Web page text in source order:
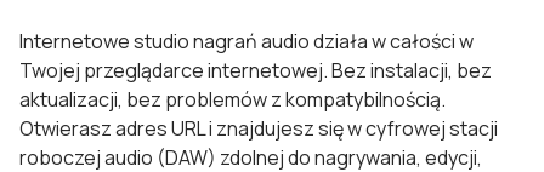
Internetowe studio nagrań audio działa w całości w
Twojej przeglądarce internetowej. Bez instalacji, bez
aktualizacji, bez problemów z kompatybilnością.
Otwierasz adres URL i znajdujesz się w cyfrowej stacji
roboczej audio (DAW) zdolnej do nagrywania, edycji,